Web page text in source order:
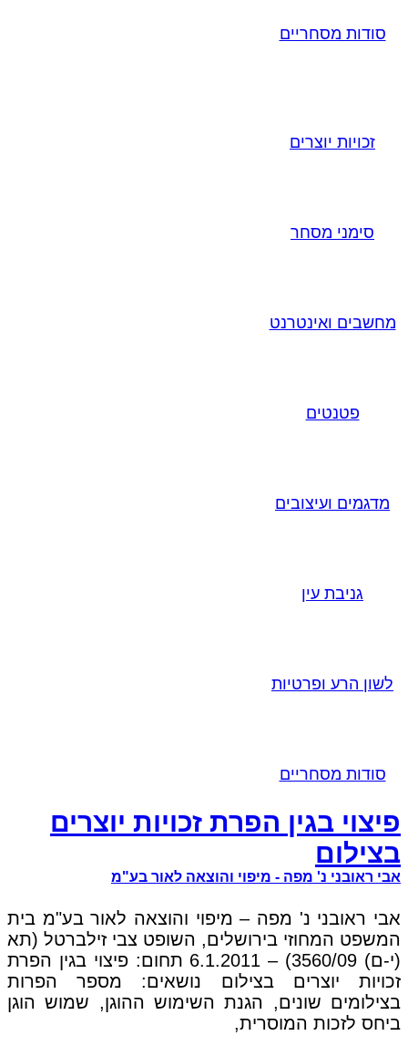
סודות מסחריים
זכויות יוצרים
סימני מסחר
מחשבים ואינטרנט
פטנטים
מדגמים ועיצובים
גניבת עין
לשון הרע ופרטיות
סודות מסחריים
פיצוי בגין הפרת זכויות יוצרים
בצילום
אבי ראובני נ' מפה - מיפוי והוצאה לאור בע"מ
אבי ראובני נ' מפה – מיפוי והוצאה לאור בע"מ בית
המשפט המחוזי בירושלים, השופט צבי זילברטל (תא
(י-ם) 3560/09) – 6.1.2011 תחום: פיצוי בגין הפרת
זכויות יוצרים בצילום נושאים: מספר הפרות
בצילומים שונים, הגנת השימוש ההוגן, שמוש הוגן
ביחס לזכות המוסרית,